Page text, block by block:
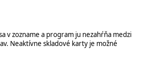
v zozname a program ju nezahŕňa medzi
Neaktívne skladové karty je možné